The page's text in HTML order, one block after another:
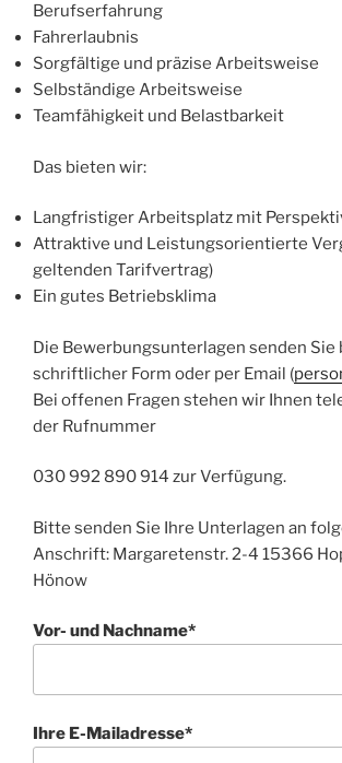
Berufserfahrung
Fahrerlaubnis
Sorgfältige und präzise Arbeitsweise
Selbständige Arbeitsweise
Teamfähigkeit und Belastbarkeit
Das bieten wir:
Langfristiger Arbeitsplatz mit
Attraktive und Leistungsorientierte
geltenden Tarifvertrag)
Ein gutes Betriebsklima
Die Bewerbungsunterlagen senden Sie
schriftlicher Form oder per Email (
Bei offenen Fragen stehen wir Ihnen
der Rufnummer
030 992 890 914 zur Verfügung.
Bitte senden Sie Ihre Unterlagen an
Anschrift: Margaretenstr. 2-4 15366
Hönow
Vor- und Nachname*
Ihre E-Mailadresse*